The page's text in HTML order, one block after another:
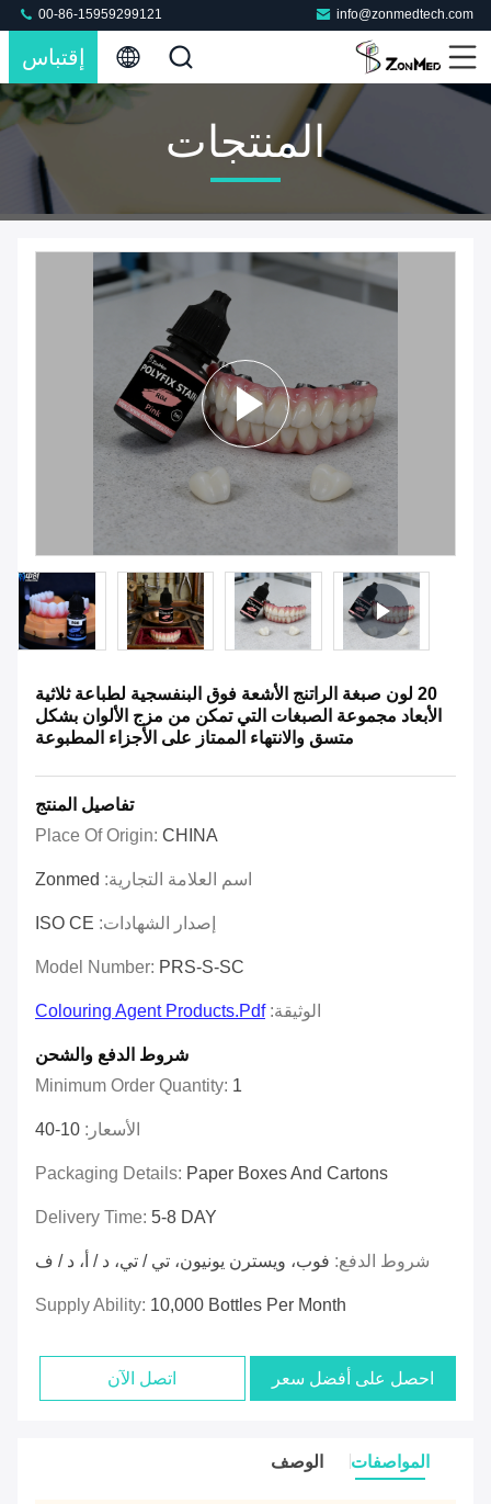
info@zonmedtech.com
00-86-15959299121
إقتباس
المنتجات
20 لون صبغة الراتنج الأشعة فوق البنفسجية لطباعة ثلاثية
الأبعاد مجموعة الصبغات التي تمكن من مزج الألوان بشكل
متسق والانتهاء الممتاز على الأجزاء المطبوعة
تفاصيل المنتج
Place Of Origin: CHINA
اسم العلامة التجارية: Zonmed
إصدار الشهادات: ISO CE
Model Number: PRS-S-SC
الوثيقة:Colouring Agent Products.pdf
شروط الدفع والشحن
Minimum Order Quantity: 1
الأسعار: 10-40
Packaging Details: Paper Boxes And Cartons
Delivery Time: 5-8 DAY
شروط الدفع: فوب، ويسترن يونيون، تي / تي، د / أ، د / ف
Supply Ability: 10,000 Bottles Per Month
احصل على أفضل سعر اتصل الآن
المواصفات الوصف